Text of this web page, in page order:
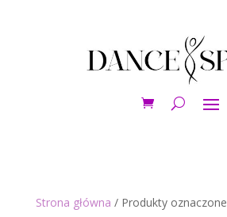
Strona główna / Produkty oznaczone